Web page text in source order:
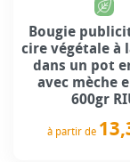
Bougie
cire végétale à
dans un pot
avec mèche
600gr
à partir de